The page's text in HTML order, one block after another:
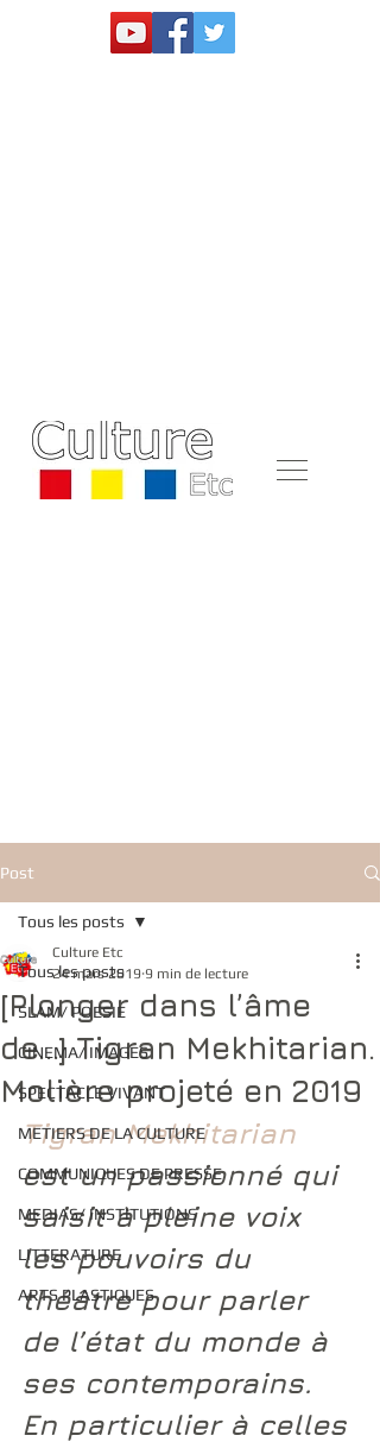
Post
Tous les posts
SLAM/ POESIE
CINEMA/ IMAGES
SPECTACLE VIVANT
METIERS DE LA CULTURE
COMMUNIQUES DE PRESSE
MEDIAS/ INSTITUTIONS
LITTERATURE
ARTS PLASTIQUES
Tous les posts
[Plonger dans l’âme
de...] Tigran Mekhitarian.
Molière projeté en 2019
Culture Etc
24 mars 2019 9 min de lecture
Tigran Mekhitarian
est un passionné qui
saisit à pleine voix
les pouvoirs du
théâtre pour parler
de l’état du monde à
ses contemporains.
En particulier à celles